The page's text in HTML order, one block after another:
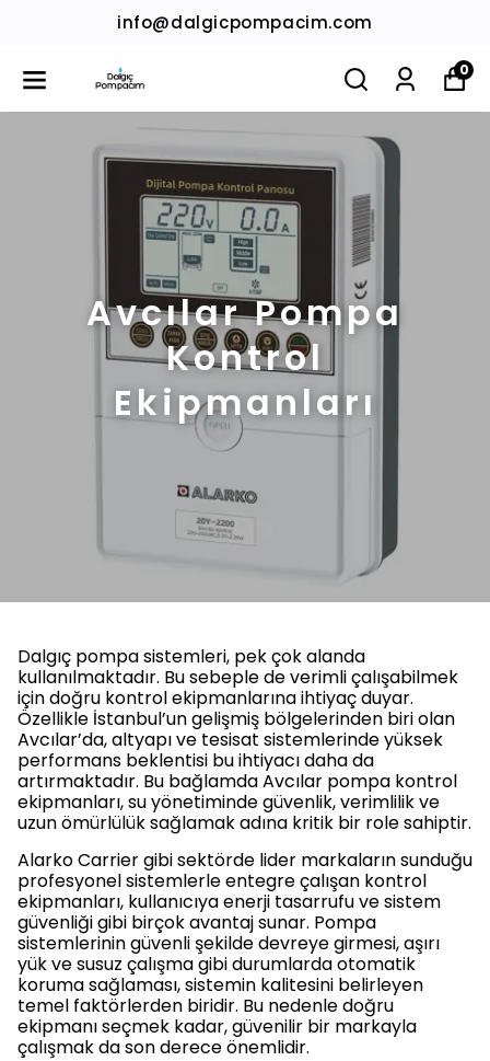
info@dalgicpompacim.com
0
Avcılar Pompa
Kontrol
Ekipmanları
Dalgıç pompa sistemleri, pek çok alanda
kullanılmaktadır. Bu sebeple de verimli çalışabilmek
için doğru kontrol ekipmanlarına ihtiyaç duyar.
Özellikle İstanbul’un gelişmiş bölgelerinden biri olan
Avcılar’da, altyapı ve tesisat sistemlerinde yüksek
performans beklentisi bu ihtiyacı daha da
artırmaktadır. Bu bağlamda Avcılar pompa kontrol
ekipmanları, su yönetiminde güvenlik, verimlilik ve
uzun ömürlülük sağlamak adına kritik bir role sahiptir.
Alarko Carrier gibi sektörde lider markaların sunduğu
profesyonel sistemlerle entegre çalışan kontrol
ekipmanları, kullanıcıya enerji tasarrufu ve sistem
güvenliği gibi birçok avantaj sunar. Pompa
sistemlerinin güvenli şekilde devreye girmesi, aşırı
yük ve susuz çalışma gibi durumlarda otomatik
koruma sağlaması, sistemin kalitesini belirleyen
temel faktörlerden biridir. Bu nedenle doğru
ekipmanı seçmek kadar, güvenilir bir markayla
çalışmak da son derece önemlidir.